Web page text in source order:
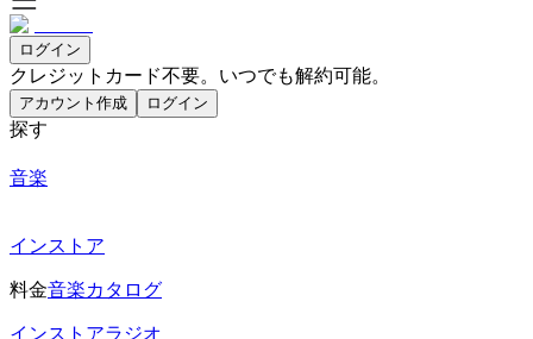
ログイン
クレジットカード不要。いつでも解約可能。
アカウント作成 ログイン
探す
音楽
インストア
料金音楽カタログ
インストアラジオ